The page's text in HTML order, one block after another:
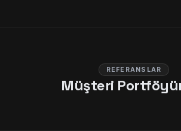
REFERANSLAR
Müşteri